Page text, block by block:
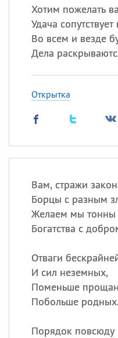
Хотим пожелать
Удача
Во всем и везде
Дела
Открытка
Вам, стражи
Борцы с разным
Желаем мы тонны
Богатства с
Отваги
И сил неземных,
Поменьше
Побольше родных.
Порядок повсюду